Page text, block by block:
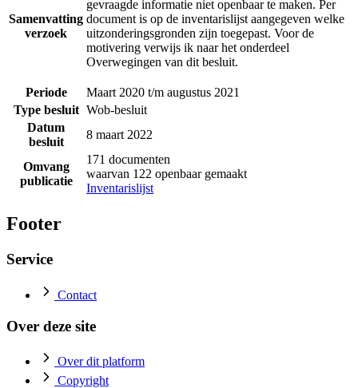
Samenvatting
verzoek
gevraagde informatie niet openbaar te maken. Per
document is op de inventarislijst aangegeven welke
uitzonderingsgronden zijn toegepast. Voor de
motivering verwijs ik naar het onderdeel
Overwegingen van dit besluit.
Periode
Maart 2020 t/m augustus 2021
Type besluit Wob-besluit
Datum
besluit
8 maart 2022
Omvang
publicatie
171 documenten
waarvan 122 openbaar gemaakt
Inventarislijst
Footer
Service
Contact
Over deze site
Over dit platform
Copyright